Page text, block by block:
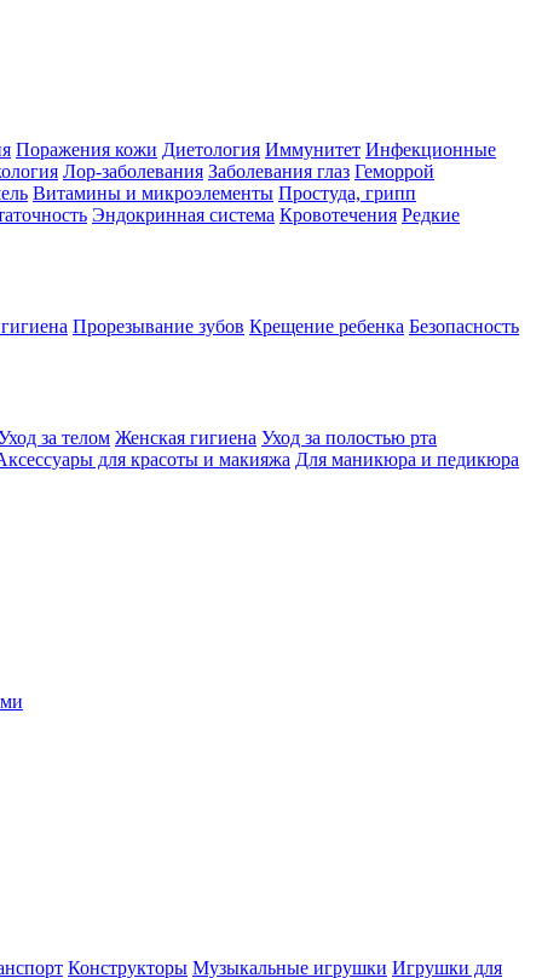
Поражения кожи Диетология Иммунитет Инфекционные
Лор-заболевания Заболевания глаз Геморрой
Витамины и микроэлементы Простуда, грипп
Эндокринная система Кровотечения Редкие
Прорезывание зубов Крещение ребенка Безопасность
за телом Женская гигиена Уход за полостью рта
для красоты и макияжа Для маникюра и педикюра
Конструкторы Музыкальные игрушки Игрушки для